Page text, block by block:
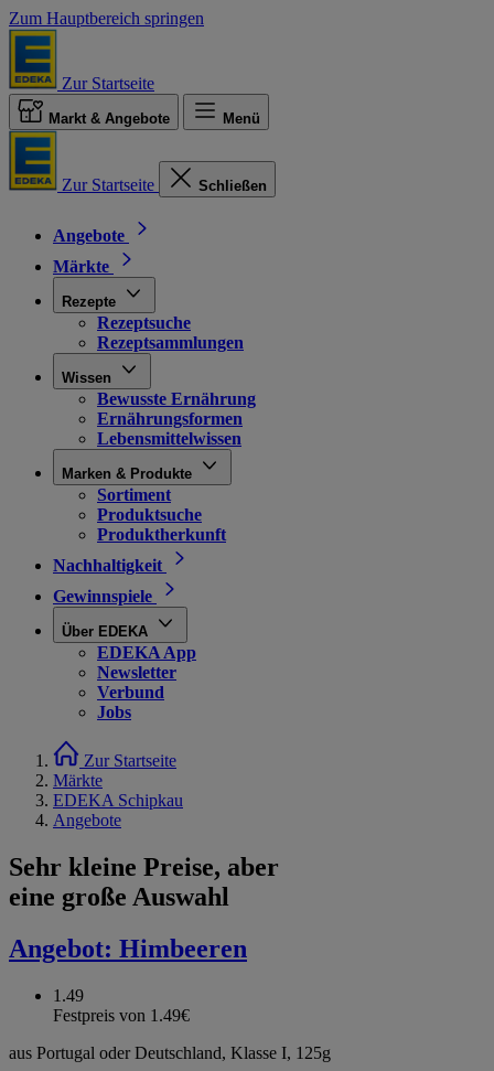
Zum Hauptbereich springen
Zur Startseite
Markt & Angebote Menü
Zur Startseite Schließen
Angebote
Märkte
Rezepte
Rezeptsuche
Rezeptsammlungen
Wissen
Bewusste Ernährung
Ernährungsformen
Lebensmittelwissen
Marken & Produkte
Sortiment
Produktsuche
Produktherkunft
Nachhaltigkeit
Gewinnspiele
Über EDEKA
EDEKA App
Newsletter
Verbund
Jobs
Zur Startseite
Märkte
EDEKA Schipkau
Angebote
Sehr kleine Preise, aber
eine große Auswahl
Angebot: Himbeeren
1.49
Festpreis von 1.49€
aus Portugal oder Deutschland, Klasse I, 125g